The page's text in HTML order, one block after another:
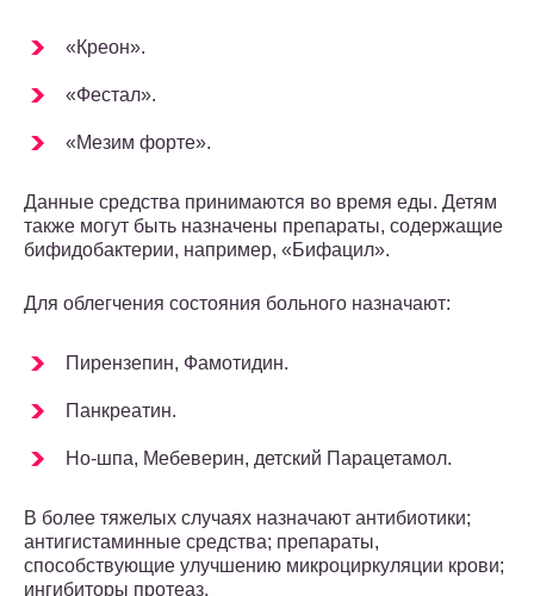
«Креон».
«Фестал».
«Мезим форте».
Данные средства принимаются во время еды. Детям
также могут быть назначены препараты, содержащие
бифидобактерии, например, «Бифацил».
Для облегчения состояния больного назначают:
Пирензепин, Фамотидин.
Панкреатин.
Но-шпа, Мебеверин, детский Парацетамол.
В более тяжелых случаях назначают антибиотики;
антигистаминные средства; препараты,
способствующие улучшению микроциркуляции крови;
ингибиторы протеаз.